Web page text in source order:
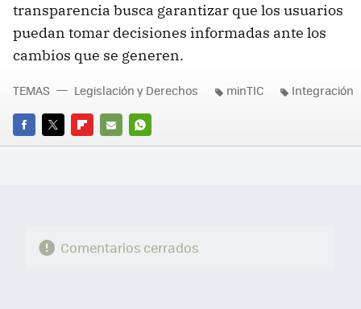
transparencia busca garantizar que los usuarios
puedan tomar decisiones informadas ante los
cambios que se generen.
FACEBOOK
TWITTERFLIPBOARD
E-
WHATSAPP
TEMAS Legislación y Derechos minTIC Integración
Comentarios cerrados